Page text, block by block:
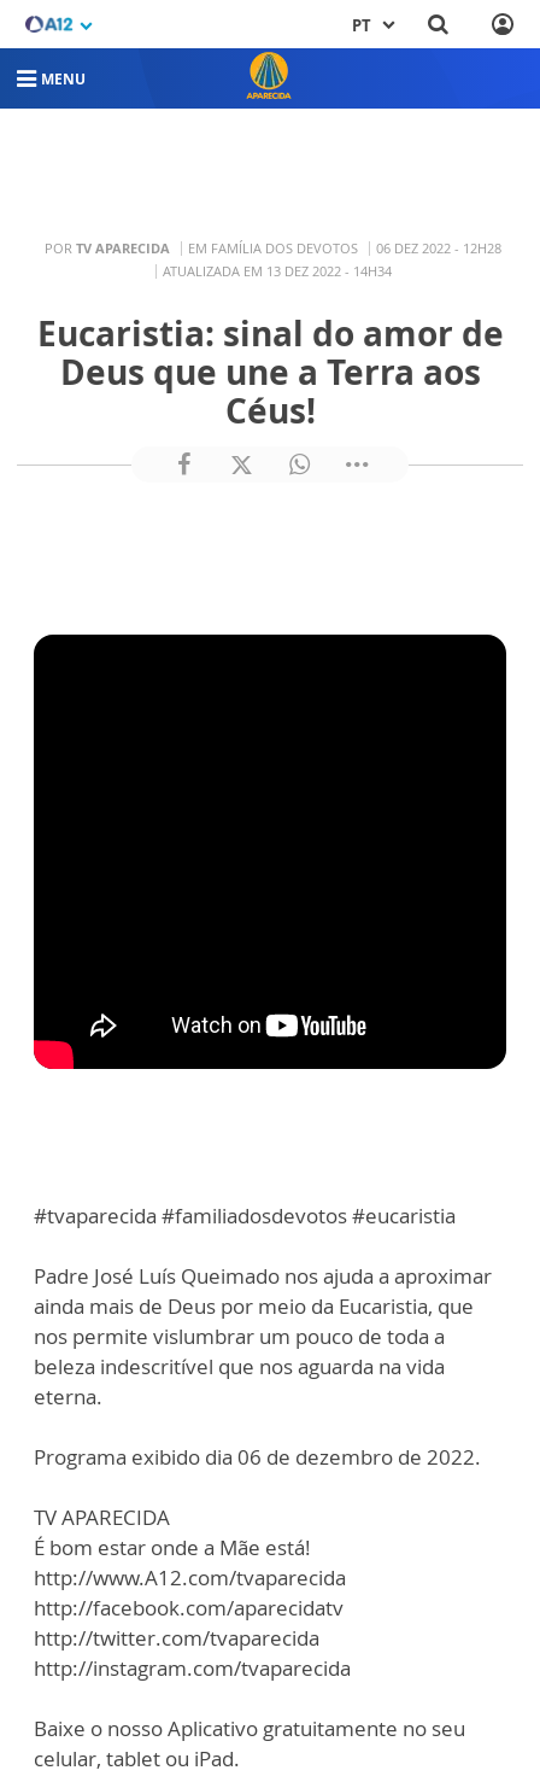
PT
MENU
POR TV APARECIDA EM FAMÍLIA DOS DEVOTOS
06 DEZ 2022 - 12H28
ATUALIZADA EM 13 DEZ 2022 - 14H34
Eucaristia: sinal do amor de
Deus que une a Terra aos
Céus!
#tvaparecida #familiadosdevotos #eucaristia
Padre José Luís Queimado nos ajuda a aproximar
ainda mais de Deus por meio da Eucaristia, que
nos permite vislumbrar um pouco de toda a
beleza indescritível que nos aguarda na vida
eterna.
Programa exibido dia 06 de dezembro de 2022.
TV APARECIDA
É bom estar onde a Mãe está!
http://www.A12.com/tvaparecida
http://facebook.com/aparecidatv
http://twitter.com/tvaparecida
http://instagram.com/tvaparecida
Baixe o nosso Aplicativo gratuitamente no seu
celular, tablet ou iPad.